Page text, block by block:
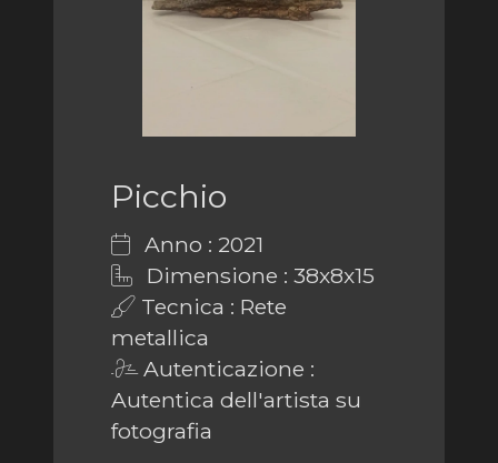
Picchio
Anno : 2021
Dimensione : 38x8x15
Tecnica : Rete
metallica
Autenticazione :
Autentica dell'artista su
fotografia